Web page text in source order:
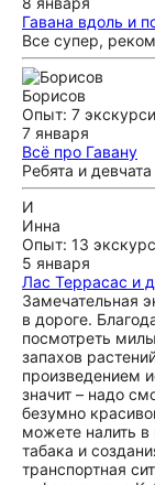
Гавана вдоль и
Все супер,
Борисов
Опыт: 7
7 января
Всё про Гавану
Ребята и
И
Инна
Опыт: 13
5 января
Лас Террасас и
Замечательная
в дороге.
посмотреть
запахов
произведением
значит – надо
безумно
можете налить
табака и
транспортная